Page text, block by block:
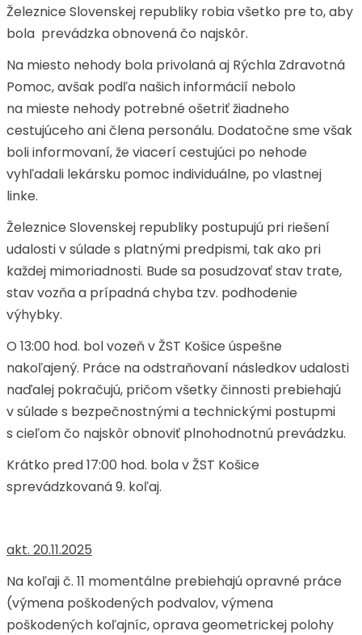
Železnice Slovenskej republiky robia všetko pre to, aby
bola prevádzka obnovená čo najskôr.
Na miesto nehody bola privolaná aj Rýchla Zdravotná
Pomoc, avšak podľa našich informácií nebolo
na mieste nehody potrebné ošetriť žiadneho
cestujúceho ani člena personálu. Dodatočne sme však
boli informovaní, že viacerí cestujúci po nehode
vyhľadali lekársku pomoc individuálne, po vlastnej
linke.
Železnice Slovenskej republiky postupujú pri riešení
udalosti v súlade s platnými predpismi, tak ako pri
každej mimoriadnosti. Bude sa posudzovať stav trate,
stav vozňa a prípadná chyba tzv. podhodenie
výhybky.
O 13:00 hod. bol vozeň v ŽST Košice úspešne
nakoľajený. Práce na odstraňovaní následkov udalosti
naďalej pokračujú, pričom všetky činnosti prebiehajú
v súlade s bezpečnostnými a technickými postupmi
s cieľom čo najskôr obnoviť plnohodnotnú prevádzku.
Krátko pred 17:00 hod. bola v ŽST Košice
sprevádzkovaná 9. koľaj.
akt. 20.11.2025
Na koľaji č. 11 momentálne prebiehajú opravné práce
(výmena poškodených podvalov, výmena
poškodených koľajníc, oprava geometrickej polohy